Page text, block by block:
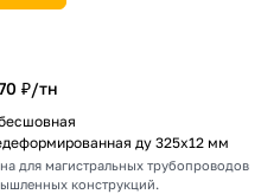
₽/тн
ду 325х12 мм
для магистральных трубопроводов
конструкций.